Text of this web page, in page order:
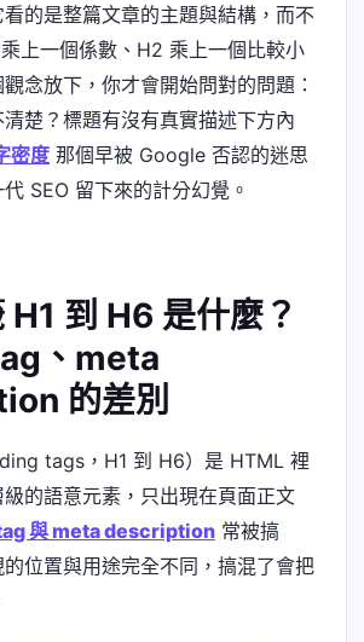
的是整篇文章的主題與結構，而不
上一個係數、H2 乘上一個比較小
念放下，你才會開始問對的問題：
楚？標題有沒有真實描述下方內
密度 那個早被 Google 否認的迷思
SEO 留下來的計分幻覺。
H1 到 H6 是什麼？
、meta
的差別
tags，H1 到 H6）是 HTML 裡
的語意元素，只出現在頁面正文
與 meta description 常被搞
位置與用途完全不同，搞混了會把